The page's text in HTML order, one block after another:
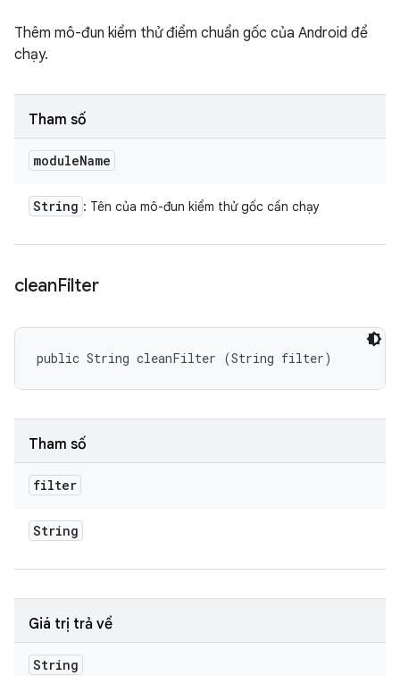
Thêm mô-đun kiểm thử điểm chuẩn gốc của Android để
chạy.
Tham số
moduleName
String : Tên của mô-đun kiểm thử gốc cần chạy
cleanFilter
public String cleanFilter (String filter)
Tham số
filter
String
Giá trị trả về
String